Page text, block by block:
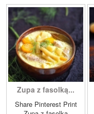
Zupa z fasolką...
Share Pinterest Print